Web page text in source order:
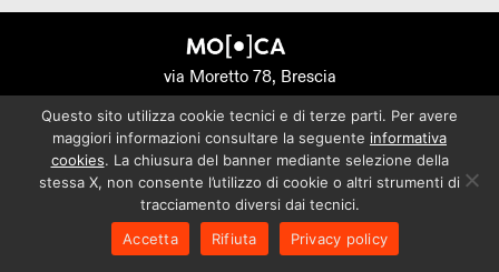
via Moretto 78, Brescia
Questo sito utilizza cookie tecnici e di terze parti. Per avere
maggiori informazioni consultare la seguente informativa
cookies. La chiusura del banner mediante selezione della
stessa X, non consente l’utilizzo di cookie o altri strumenti di
tracciamento diversi dai tecnici.
Accetta
Rifiuta Privacy policy